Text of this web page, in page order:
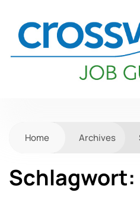
Home Archives
Schlagwort: